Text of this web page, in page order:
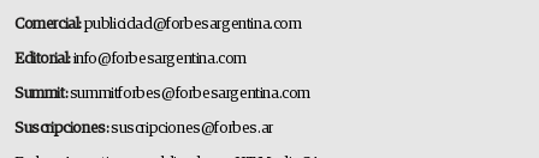
Comercial:publicidad@forbesargentina.com
Editorial:info@forbesargentina.com
Summit:summitforbes@forbesargentina.com
Suscripciones:suscripciones@forbes.ar